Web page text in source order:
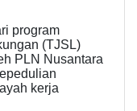
program
(TJSL)
PLN Nusantara
kerja